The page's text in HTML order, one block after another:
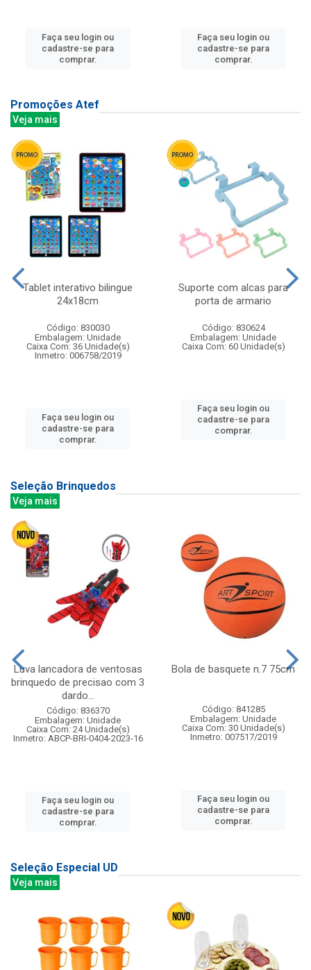
Faça seu login ou
cadastre-se para
comprar.
Faça seu login ou
cadastre-se para
comprar.
Promoções Atef
Veja mais
Tablet interativo bilingue
24x18cm
Código: 830030
Embalagem: Unidade
Caixa Com: 36 Unidade(s)
Inmetro: 006758/2019
Faça seu login ou
cadastre-se para
comprar.
Suporte com alcas para
porta de armario
Código: 830624
Embalagem: Unidade
Caixa Com: 60 Unidade(s)
Faça seu login ou
cadastre-se para
comprar.
Seleção Brinquedos
Veja mais
Luva lancadora de ventosas
brinquedo de precisao com 3
dardo...
Código: 836370
Embalagem: Unidade
Caixa Com: 24 Unidade(s)
Inmetro: ABCP-BRI-0404-2023-16
Faça seu login ou
cadastre-se para
comprar.
Bola de basquete n.7 75cm
Código: 841285
Embalagem: Unidade
Caixa Com: 30 Unidade(s)
Inmetro: 007517/2019
Faça seu login ou
cadastre-se para
comprar.
Seleção Especial UD
Veja mais